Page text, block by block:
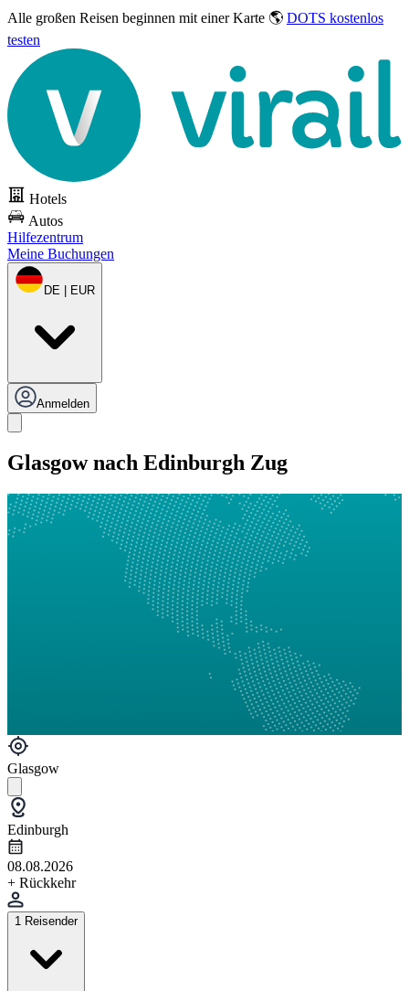
Alle großen Reisen beginnen mit einer Karte 🌎 DOTS kostenlos
testen
Hotels
Autos
Hilfezentrum
Meine Buchungen
DE | EUR
Anmelden
Glasgow nach Edinburgh Zug
Glasgow
Edinburgh
08.08.2026
+ Rückkehr
1 Reisender